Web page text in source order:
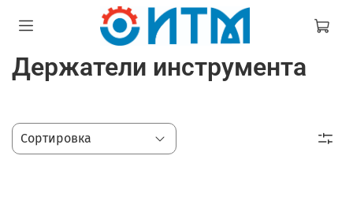
Держатели инструмента